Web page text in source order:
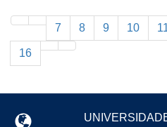
7 8 9 10
16